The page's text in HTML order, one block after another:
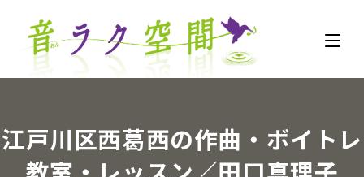
江戸川区西葛西の作曲・ボイトレ